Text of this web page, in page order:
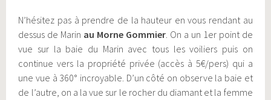
N’hésitez pas à prendre de la hauteur en vous rendant au
dessus de Marin au Morne Gommier. On a un 1er point de
vue sur la baie du Marin avec tous les voiliers puis on
continue vers la propriété privée (accès à 5€/pers) qui a
une vue à 360° incroyable. D’un côté on observe la baie et
de l’autre, on a la vue sur le rocher du diamant et la femme